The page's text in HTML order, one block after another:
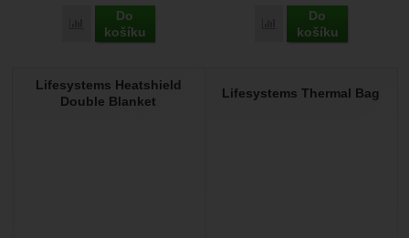
Přidat 'Lifesystems Ultralight Survival Shelter 2' k porovnání
Do
košíku
Přidat 'Lifesystems
Do
košíku
Lifesystems Heatshield
Double Blanket
Lifesystems Thermal Bag